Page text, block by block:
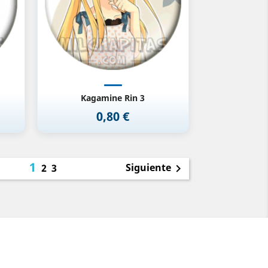
Kagamine Rin 3
Precio
0,80 €
1 2 3 Siguiente